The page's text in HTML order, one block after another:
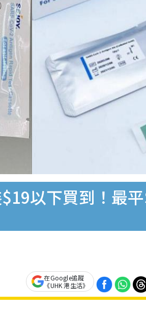
以下買到！最
在Google追蹤
《UHK 港生活》